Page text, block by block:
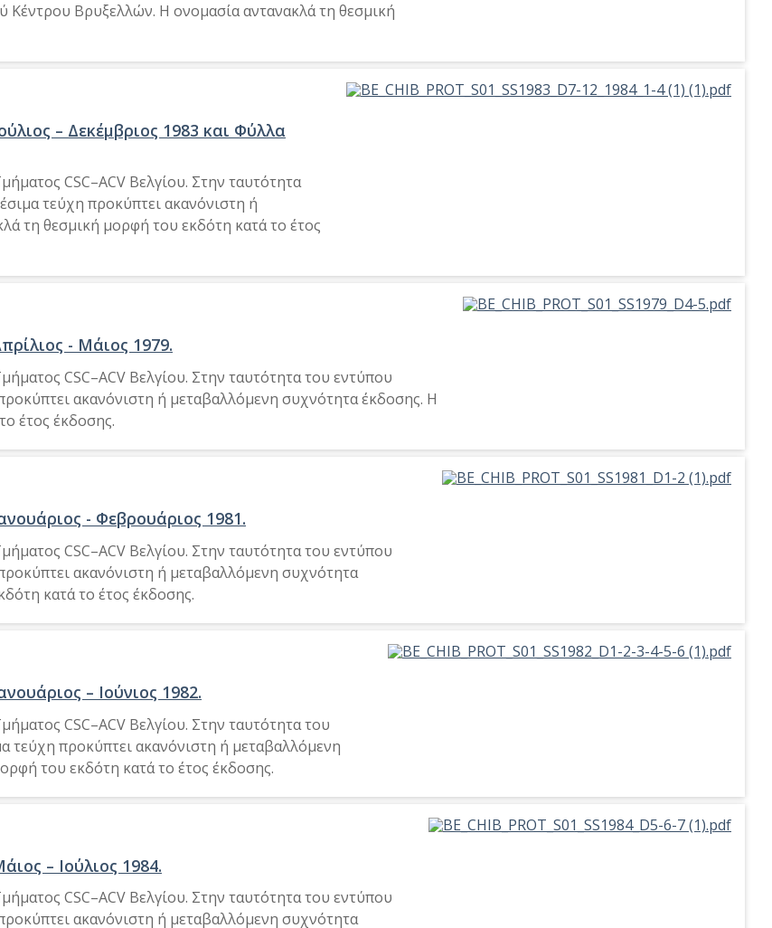
Κέντρου Βρυξελλών. Η ονομασία αντανακλά τη θεσμική
– Δεκέμβριος 1983 και Φύλλα
CSC–ACV Βελγίου. Στην ταυτότητα
τεύχη προκύπτει ακανόνιστη ή
τη θεσμική μορφή του εκδότη κατά το έτος
- Μάιος 1979.
CSC–ACV Βελγίου. Στην ταυτότητα του εντύπου
ακανόνιστη ή μεταβαλλόμενη συχνότητα έκδοσης. Η
έτος έκδοσης.
- Φεβρουάριος 1981.
CSC–ACV Βελγίου. Στην ταυτότητα του εντύπου
ακανόνιστη ή μεταβαλλόμενη συχνότητα
κατά το έτος έκδοσης.
– Ιούνιος 1982.
CSC–ACV Βελγίου. Στην ταυτότητα του
τεύχη προκύπτει ακανόνιστη ή μεταβαλλόμενη
του εκδότη κατά το έτος έκδοσης.
– Ιούλιος 1984.
CSC–ACV Βελγίου. Στην ταυτότητα του εντύπου
ακανόνιστη ή μεταβαλλόμενη συχνότητα